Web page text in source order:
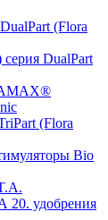
(Flora
серия DualPart
(Flora
Bio
20. удобрения